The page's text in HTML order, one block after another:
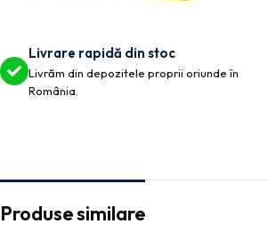
Livrare rapidă din stoc
Livrăm din depozitele proprii oriunde în
România.
Produse similare